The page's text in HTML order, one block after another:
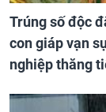
Trúng số độc
con giáp vạn
nghiệp thăng